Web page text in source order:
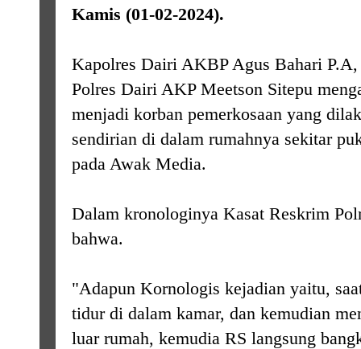
Kamis (01-02-2024).
Kapolres Dairi AKBP Agus Bahari
Polres Dairi AKP Meetson Sitepu
menjadi korban pemerkosaan yang
sendirian di dalam rumahnya sekitar
pada Awak Media.
Dalam kronologinya Kasat Reskrim
bahwa.
"Adapun Kornologis kejadian yaitu,
tidur di dalam kamar, dan kemudian
luar rumah, kemudia RS langsung